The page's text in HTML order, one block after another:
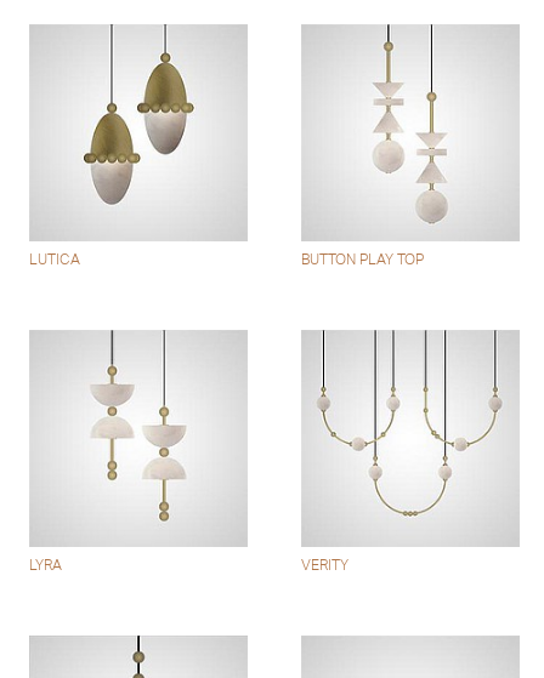
LUTICA BUTTON PLAY TOP
LYRA VERITY